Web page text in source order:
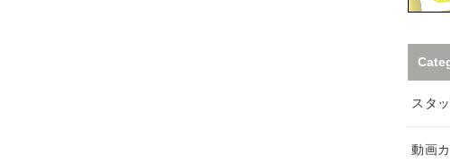
スタ
動画